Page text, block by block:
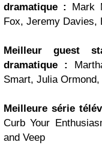
dramatique : Mark
Fox, Jeremy Davies,
Meilleur guest
dramatique :
Smart, Julia
Meilleure série
Curb Your
and Veep